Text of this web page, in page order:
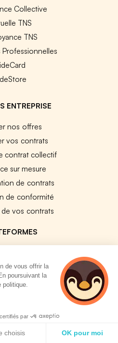
Collective
TNS
TNS
Professionnelles
ENTREPRISE
nos offres
vos contrats
contrat collectif
sur mesure
de contrats
de conformité
de vos contrats
Collective
collective
SIRH
SIRH
nos outils
de vous offrir la
poursuivant la
par
choisis OK pour moi